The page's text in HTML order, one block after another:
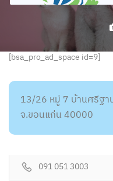
[bsa_pro_ad_space id=9]
13/26 หมู่ 7 บ้านศรีฐา
จ.ขอนแก่น 40000
091 051 3003